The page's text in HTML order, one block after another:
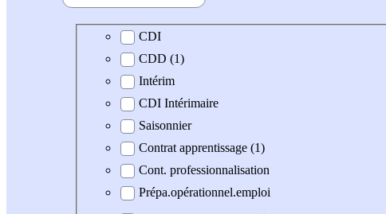
Type de contrat
CDI
CDD (1)
Intérim
CDI Intérimaire
Saisonnier
Contrat apprentissage (1)
Cont. professionnalisation
Prépa.opérationnel.emploi